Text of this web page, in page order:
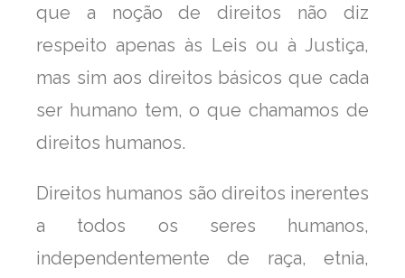
que a noção de direitos não diz
respeito apenas às Leis ou à Justiça,
mas sim aos direitos básicos que cada
ser humano tem, o que chamamos de
direitos humanos.
Direitos humanos são direitos inerentes
a todos os seres humanos,
independentemente de raça, etnia,